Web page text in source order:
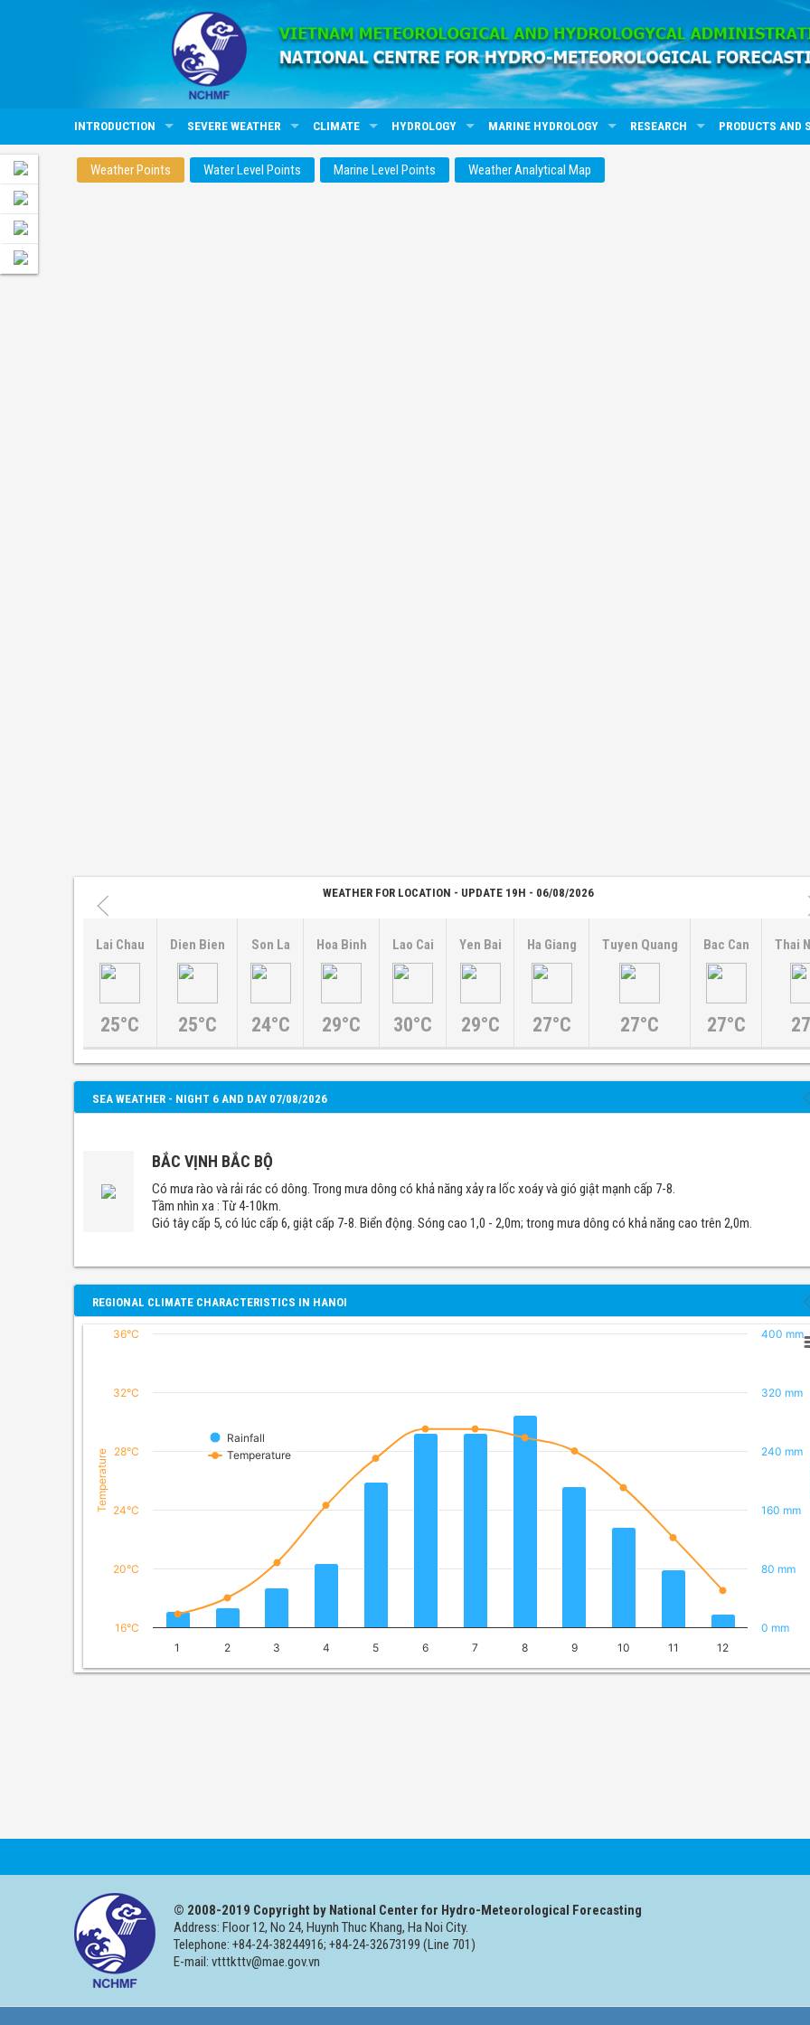
INTRODUCTION SEVERE WEATHER CLIMATE HYDROLOGY MARINE HYDROLOGY RESEARCH PRODUCTS AND
Weather Points Water Level Points Marine Level Points Weather Analytical Map
WEATHER FOR LOCATION - UPDATE 19H - 06/08/2026
Lai Chau
25°C
Dien Bien
25°C
Son La
24°C
Hoa Binh
29°C
Lao Cai
30°C
Yen Bai
29°C
Ha Giang
27°C
Tuyen Quang
27°C
Bac Can
27°C
Thai
SEA WEATHER - NIGHT 6 AND DAY 07/08/2026
BẮC VỊNH BẮC BỘ
Có mưa rào và rải rác có dông. Trong mưa dông có khả năng xảy ra lốc xoáy và gió giật mạnh cấp 7-8.
Tầm nhìn xa : Từ 4-10km.
Gió tây cấp 5, có lúc cấp 6, giật cấp 7-8. Biển động. Sóng cao 1,0 - 2,0m; trong mưa dông có khả năng cao trên 2,0m.
REGIONAL CLIMATE CHARACTERISTICS IN HANOI
Temperature
Rainfall
Temperature
1 2 3 4 5 6 7 8 9 10 11 12
16°C
20°C
24°C
28°C
32°C
36°C
0 mm
80 mm
160 mm
240 mm
320 mm
400 mm
© 2008-2019 Copyright by National Center for Hydro-Meteorological Forecasting
Address: Floor 12, No 24, Huynh Thuc Khang, Ha Noi City.
Telephone: +84-24-38244916; +84-24-32673199 (Line 701)
E-mail: vtttkttv@mae.gov.vn